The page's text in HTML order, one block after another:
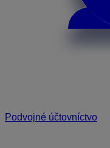
Podvojné účtovníctvo